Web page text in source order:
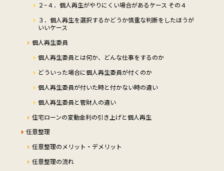
２−４．個人再生がやりにくい場合があるケース その４
３．個人再生を選択するかどうか慎重な判断をしたほうが
いいケース
個人再生委員
個人再生委員とは何か、どんな仕事をするのか
どういった場合に個人再生委員が付くのか
個人再生委員が付いた時と付かない時の違い
個人再生委員と管財人の違い
住宅ローンの変動金利の引き上げと個人再生
任意整理
任意整理のメリット・デメリット
任意整理の流れ